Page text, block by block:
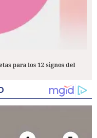
para los 12 signos del